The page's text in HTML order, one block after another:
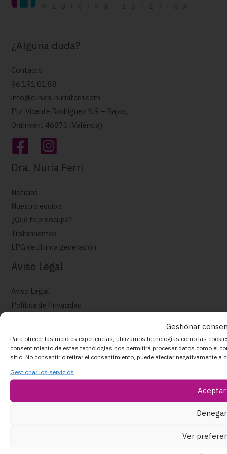
Gestionar
Para ofrecer las mejores experiencias, utilizamos tecnologías como las
consentimiento de estas tecnologías nos permitirá procesar datos como el
sitio. No consentir o retirar el consentimiento, puede afectar negativamente a
Gestionar los servicios
Aceptar
Denegar
Ver
¿Alguna duda?
Contacto
96 191 01 88
info@clinica-nuriaferri.com
Plz. Vicente Rodríguez N.9 – Bajos,
Ontinyent 46870 (València)
Dra. Nuria Ferri
Noticias
Nuestro equipo
¿Qué te preocupa?
Tratamientos
LPG de última generación
Aviso Legal
Aviso Legal
Política de Privacidad
Financiado Por El Programa Kit Digital. Plan De Recuperación,